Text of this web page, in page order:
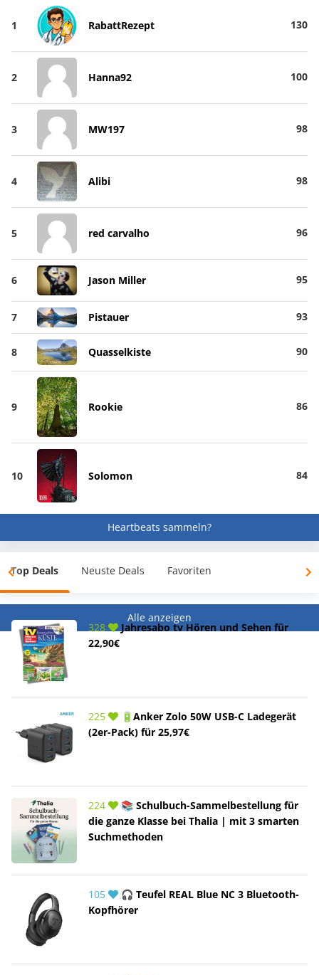
1 RabattRezept 130
2 Hanna92 100
3 MW197 98
4 Alibi 98
5 red carvalho 96
6 Jason Miller 95
7 Pistauer 93
8 Quasselkiste 90
9 Rookie 86
10 Solomon 84
Heartbeats sammeln?
Top Deals Neuste Deals Favoriten
Alle anzeigen
328
Jahresabo tv Hören und Sehen für
22,90€
225
🔋Anker Zolo 50W USB-C Ladegerät
(2er-Pack) für 25,97€
224
📚 Schulbuch-Sammelbestellung für
die ganze Klasse bei Thalia | mit 3 smarten
Suchmethoden
105
🎧 Teufel REAL Blue NC 3 Bluetooth-
Kopfhörer